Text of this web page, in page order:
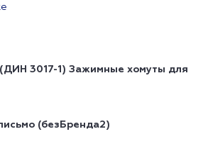
(ДИН 3017-1) Зажимные хомуты для
(безБренда2)